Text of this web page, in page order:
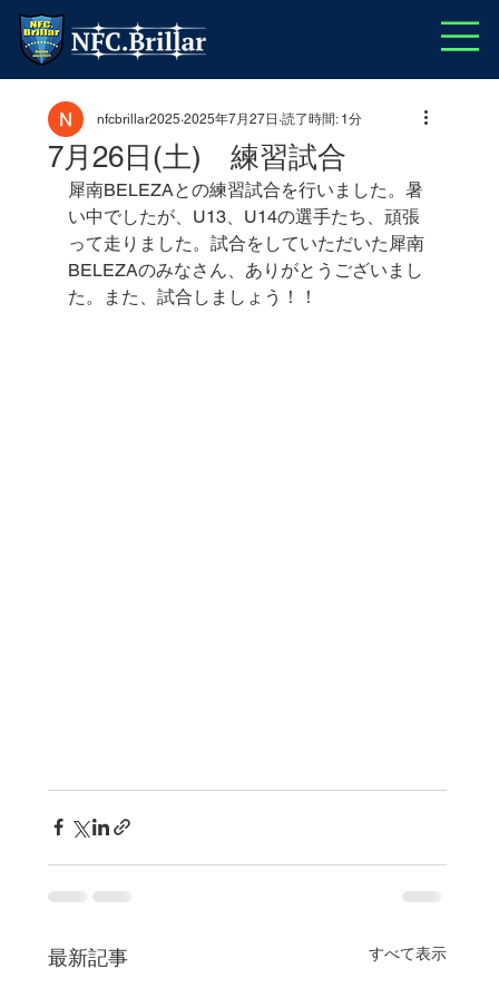
7月26日(土) 練習試合
nfcbrillar2025 2025年7月27日 読了時間: 1分
犀南BELEZAとの練習試合を行いました。暑
い中でしたが、U13、U14の選手たち、頑張
って走りました。試合をしていただいた犀南
BELEZAのみなさん、ありがとうございまし
た。また、試合しましょう！！
最新記事 すべて表示